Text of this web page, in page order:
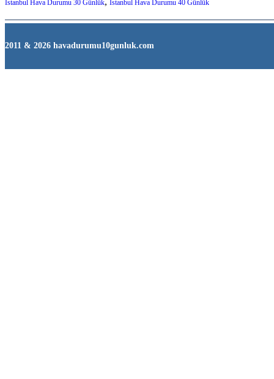
İstanbul Hava Durumu 30 Günlük İstanbul Hava Durumu 40 Günlük
2011 & 2026 havadurumu10gunluk.com